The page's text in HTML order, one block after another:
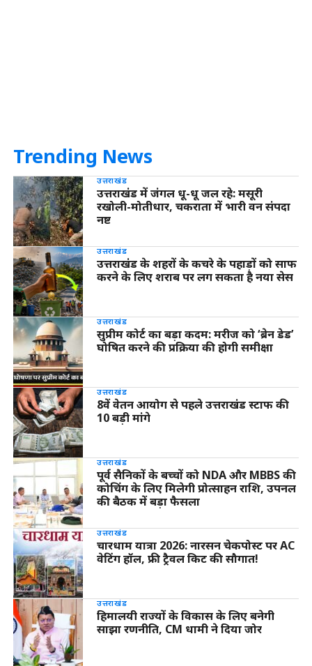
Trending News
उत्तराखंड
उत्तराखंड में जंगल धू-धू जल रहे: मसूरी
रखोली-मोतीधार, चकराता में भारी वन संपदा
नष्ट
उत्तराखंड
उत्तराखंड के शहरों के कचरे के पहाड़ों को साफ
करने के लिए शराब पर लग सकता है नया सेस
उत्तराखंड
सुप्रीम कोर्ट का बड़ा कदम: मरीज को ‘ब्रेन डेड’
घोषित करने की प्रक्रिया की होगी समीक्षा
उत्तराखंड
8वें वेतन आयोग से पहले उत्तराखंड स्टाफ की
10 बड़ी मांगे
उत्तराखंड
पूर्व सैनिकों के बच्चों को NDA और MBBS की
कोचिंग के लिए मिलेगी प्रोत्साहन राशि, उपनल
की बैठक में बड़ा फैसला
उत्तराखंड
चारधाम यात्रा 2026: नारसन चेकपोस्ट पर AC
वेटिंग हॉल, फ्री ट्रैवल किट की सौगात!
उत्तराखंड
हिमालयी राज्यों के विकास के लिए बनेगी
साझा रणनीति, CM धामी ने दिया जोर